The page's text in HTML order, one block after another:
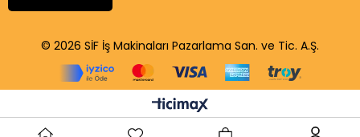
© 2026 SİF İş Makinaları Pazarlama San. ve Tic. A.Ş.